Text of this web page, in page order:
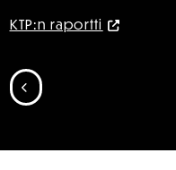
KTP:n raportti
SIIRRY EDELLISEEN